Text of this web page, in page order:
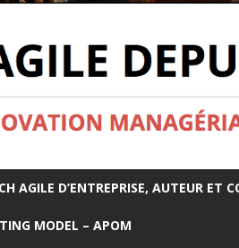
AGILE D’ENTREPRISE, AUTEUR ET
MODEL – APOM